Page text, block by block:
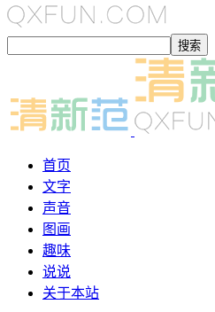
首页
文字
声音
图画
趣味
说说
关于本站